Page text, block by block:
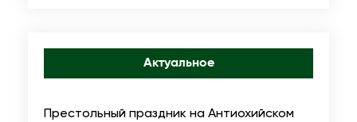
Актуальное
Престольный праздник на Антиохийском